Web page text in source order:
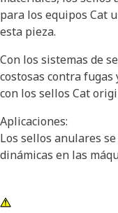
para los equipos Cat
esta pieza.
Con los sistemas de
costosas contra
con los sellos Cat
Aplicaciones:
Los sellos anulares
dinámicas en las